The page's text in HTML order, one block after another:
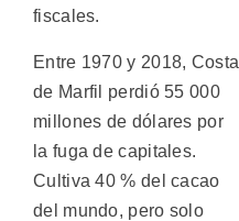
fiscales.
Entre 1970 y 2018, Costa
de Marfil perdió 55 000
millones de dólares por
la fuga de capitales.
Cultiva 40 % del cacao
del mundo, pero solo